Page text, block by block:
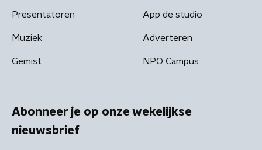
Presentatoren
Muziek
Gemist
App de studio
Adverteren
NPO Campus
Abonneer je op onze wekelijkse
nieuwsbrief